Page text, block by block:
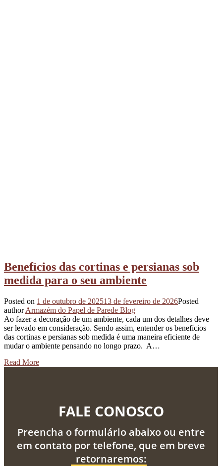
Benefícios das cortinas e persianas sob
medida para o seu ambiente
Posted on 1 de outubro de 202513 de fevereiro de 2026Posted
author Armazém do Papel de Parede Blog
Ao fazer a decoração de um ambiente, cada um dos detalhes deve
ser levado em consideração. Sendo assim, entender os benefícios
das cortinas e persianas sob medida é uma maneira eficiente de
mudar o ambiente pensando no longo prazo. A…
Read More
FALE CONOSCO
Preencha o formulário abaixo ou entre
em contato por telefone, que em breve
retornaremos: